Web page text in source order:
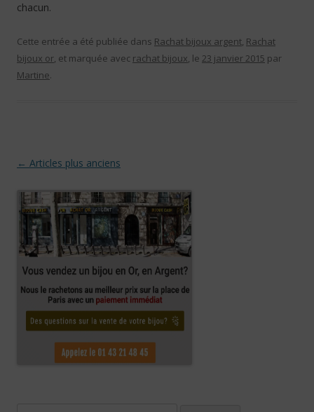
chacun.
Cette entrée a été publiée dans Rachat bijoux argent, Rachat
bijoux or, et marquée avec rachat bijoux, le 23 janvier 2015 par
Martine.
Navigation des articles
← Articles plus anciens